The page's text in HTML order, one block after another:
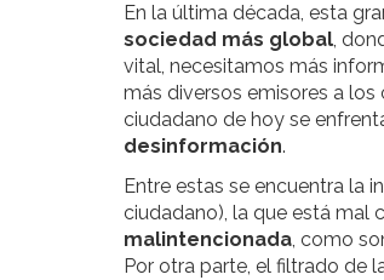
En la última década, esta
sociedad más global,
vital, necesitamos más
más diversos emisores a los
ciudadano de hoy se
desinformación.
Entre estas se encuentra la
ciudadano), la que está mal
malintencionada, como
Por otra parte, el filtrado de